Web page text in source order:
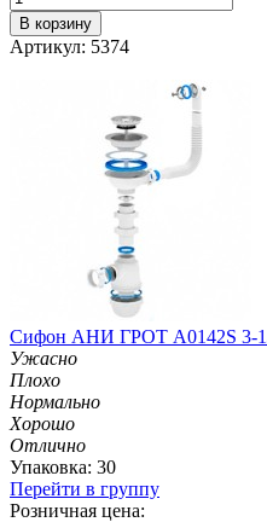
В корзину
Артикул: 5374
Сифон АНИ ГРОТ А0142S 3-
Ужасно
Плохо
Нормально
Хорошо
Отлично
Упаковка: 30
Перейти в группу
Розничная цена: